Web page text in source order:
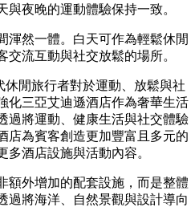
夜晚的運動體驗保持一致。
渾然一體。白天可作為輕鬆休閒
流互動與社交放鬆的場所。
休閒旅行者對於運動、放鬆與社
化三亞艾迪遜酒店作為奢華生活
過將運動、健康生活與社交體驗
店為賓客創造更加豐富且多元的
多酒店設施與活動內容。
額外增加的配套設施，而是整體
過將海洋、自然景觀與設計導向